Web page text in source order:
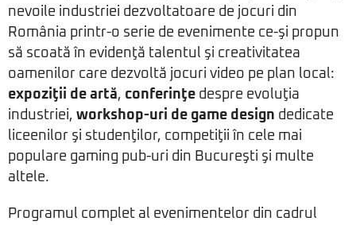
nevoile industriei dezvoltatoare de jocuri din
România printr-o serie de evenimente ce-şi propun
să scoată în evidenţă talentul şi creativitatea
oamenilor care dezvoltă jocuri video pe plan local:
expoziţii de artă, conferinţe despre evoluţia
industriei, workshop-uri de game design dedicate
liceenilor şi studenţilor, competiţii în cele mai
populare gaming pub-uri din Bucureşti şi multe
altele.
Programul complet al evenimentelor din cadrul